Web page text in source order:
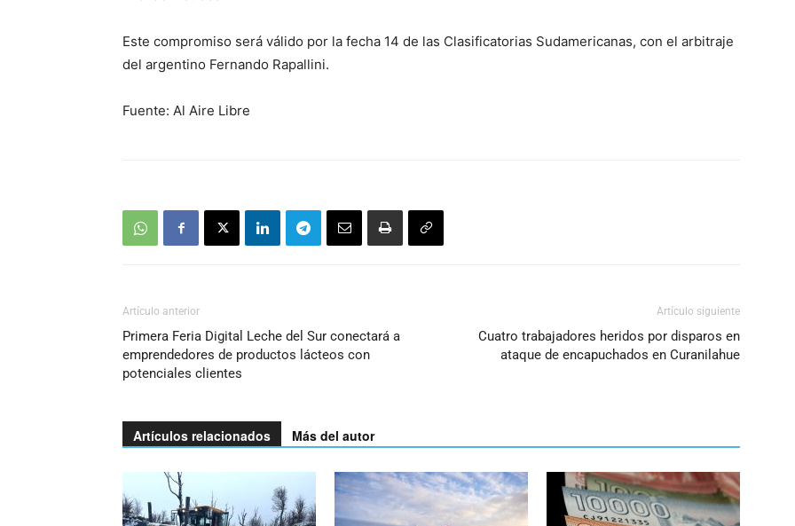
Este compromiso será válido por la fecha 14 de las Clasificatorias Sudamericanas, con el arbitraje
del argentino Fernando Rapallini.
Fuente: Al Aire Libre
Artículo anterior
Primera Feria Digital Leche del Sur conectará a
emprendedores de productos lácteos con
potenciales clientes
Artículo siguiente
Cuatro trabajadores heridos por disparos en
ataque de encapuchados en Curanilahue
Artículos relacionados Más del autor